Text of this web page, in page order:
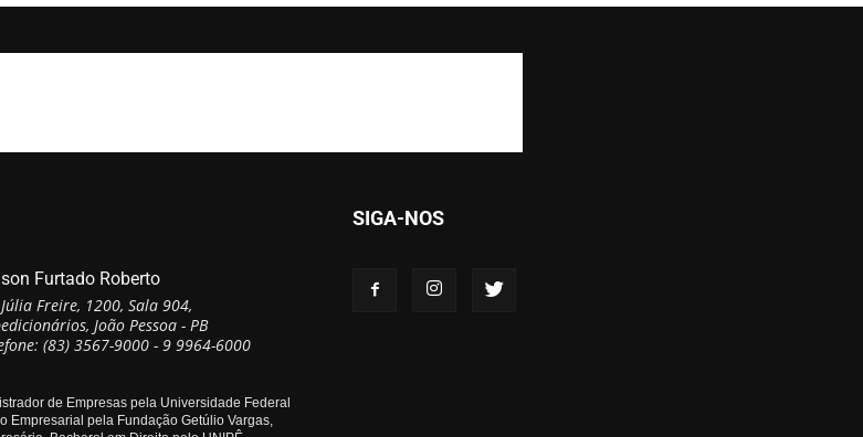
Furtado Roberto
Freire, 1200, Sala 904,
João Pessoa - PB
(83) 3567-9000 - 9 9964-6000
de Empresas pela Universidade Federal
Empresarial pela Fundação Getúlio Vargas,
SIGA-NOS